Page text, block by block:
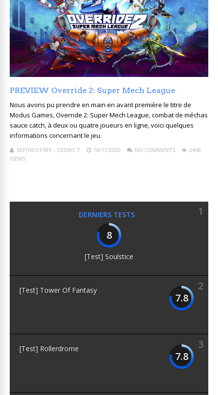
PREVIEW Override 2: Super Mech League
Nous avons pu prendre en main en avant première le titre de
Modus Games, Override 2: Super Mech League, combat de méchas
sauce catch, à deux ou quatre joueurs en ligne, voici quelques
informations concernant le jeu.
SEPHIROTHFF - CEDRIC T 18/11/2020 NO COMMENTS
2468
VIEWS
DERNIERS TESTS
1
8
[Test] Soulstice
2
7.8
[Test] Tower Of Fantasy
3
7.8
[Test] Rollerdrome